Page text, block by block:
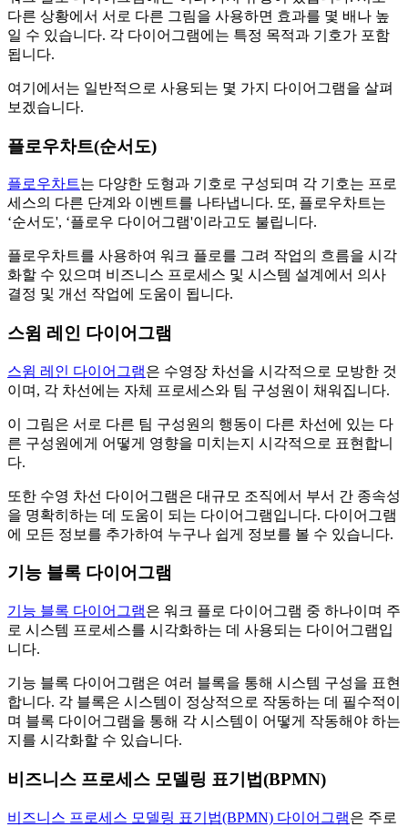
다른 상황에서 서로 다른 그림을 사용하면 효과를 몇 배나 높
일 수 있습니다. 각 다이어그램에는 특정 목적과 기호가 포함
됩니다.
여기에서는 일반적으로 사용되는 몇 가지 다이어그램을 살펴
보겠습니다.
플로우차트(순서도)
플로우차트는 다양한 도형과 기호로 구성되며 각 기호는 프로
세스의 다른 단계와 이벤트를 나타냅니다. 또, 플로우차트는
‘순서도', ‘플로우 다이어그램'이라고도 불립니다.
플로우차트를 사용하여 워크 플로를 그려 작업의 흐름을 시각
화할 수 있으며 비즈니스 프로세스 및 시스템 설계에서 의사
결정 및 개선 작업에 도움이 됩니다.
스윔 레인 다이어그램
스윔 레인 다이어그램은 수영장 차선을 시각적으로 모방한 것
이며, 각 차선에는 자체 프로세스와 팀 구성원이 채워집니다.
이 그림은 서로 다른 팀 구성원의 행동이 다른 차선에 있는 다
른 구성원에게 어떻게 영향을 미치는지 시각적으로 표현합니
다.
또한 수영 차선 다이어그램은 대규모 조직에서 부서 간 종속성
을 명확히하는 데 도움이 되는 다이어그램입니다. 다이어그램
에 모든 정보를 추가하여 누구나 쉽게 정보를 볼 수 있습니다.
기능 블록 다이어그램
기능 블록 다이어그램은 워크 플로 다이어그램 중 하나이며 주
로 시스템 프로세스를 시각화하는 데 사용되는 다이어그램입
니다.
기능 블록 다이어그램은 여러 블록을 통해 시스템 구성을 표현
합니다. 각 블록은 시스템이 정상적으로 작동하는 데 필수적이
며 블록 다이어그램을 통해 각 시스템이 어떻게 작동해야 하는
지를 시각화할 수 있습니다.
비즈니스 프로세스 모델링 표기법(BPMN)
비즈니스 프로세스 모델링 표기법(BPMN) 다이어그램은 주로